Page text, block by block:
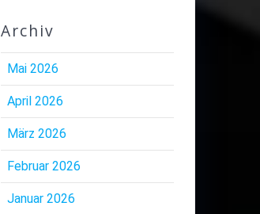
Archiv
Mai 2026
April 2026
März 2026
Februar 2026
Januar 2026